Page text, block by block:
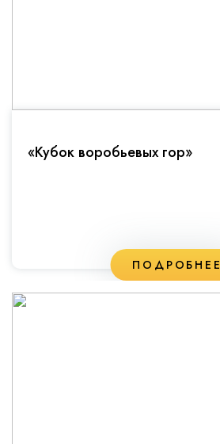
«Кубок воробьевых гор»
ПОДРОБНЕЕ